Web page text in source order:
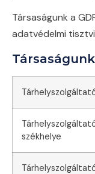
Társaságunk a
adatvédelmi
székhelye